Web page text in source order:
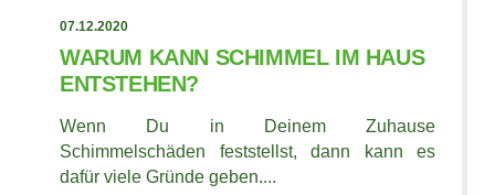
07.12.2020
WARUM KANN SCHIMMEL IM HAUS
ENTSTEHEN?
Wenn Du in Deinem Zuhause
Schimmelschäden feststellst, dann kann es
dafür viele Gründe geben....